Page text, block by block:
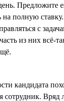
Предложите
на полную
с
из них всё-
кандидата
Вряд